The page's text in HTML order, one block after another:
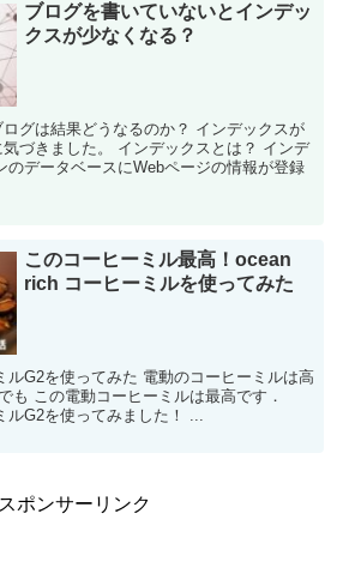
ブログを書いていないとインデッ
クスが少なくなる？
グは結果どうなるのか？ インデックスが
づきました。 インデックスとは？ インデ
のデータベースにWebページの情報が登録
このコーヒーミル最高！ocean
rich コーヒーミルを使ってみた
ルG2を使ってみた 電動のコーヒーミルは高
も この電動コーヒーミルは最高です．
G2を使ってみました！ ...
スポンサーリンク